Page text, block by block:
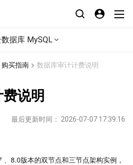
据库 MySQL
购买指南 数据库审计计费说明
说明
最后更新时间： 2026-07-07 17:39:16
8.0版本的双节点和三节点架构实例，